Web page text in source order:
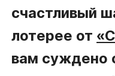
счастливый
лотерее от
вам суждено